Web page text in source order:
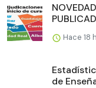
Hace 18
de